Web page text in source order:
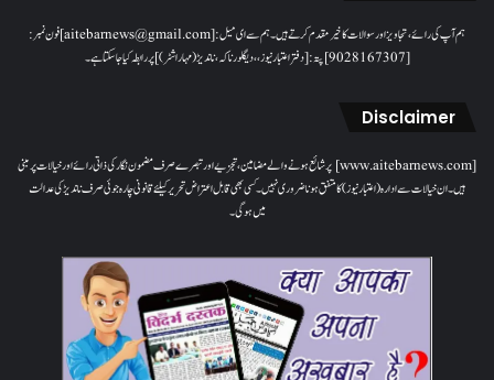
ہم آپ کی رائے، تجاویز اور سوالات کا خیرمقدم کرتے ہیں۔ ہم سےای میل: [aitebarnews@gmail.com]فون نمبر:
[9028167307]پتہ: [دفتر اعتبار نیوز، ، دیگلور ناکہ، ناندیڑ(مہاراشٹر) ] پر رابطہ کیا جاسکتا ہے۔
Disclaimer
[www.aitebarnews.com] پر شائع ہونے والے مضامین، تجزیے اور تبصرے صرف مضمون نگار کی ذاتی رائے اور خیالات پر مبنی
ہیں۔ ان خیالات سے ادارہ (اعتبار نیوز) کا متفق ہونا ضروری نہیں۔ کسی بھی قابل اعتراض تحریر کیلئے قانونی چارہ جوئی صرف ناندیڑ کی عدالت
میں ہوگی۔